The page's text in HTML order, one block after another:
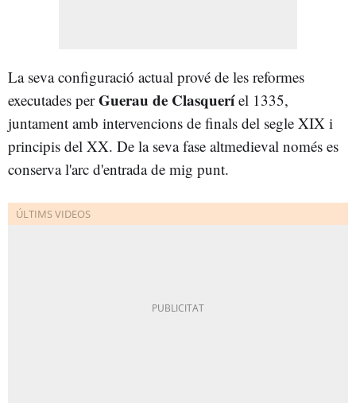
La seva configuració actual prové de les reformes
executades perGuerau de Clasqueríel 1335,
juntament amb intervencions de finals del segle XIX i
principis del XX. De la seva fase altmedieval només es
conserva l'arc d'entrada de mig punt.